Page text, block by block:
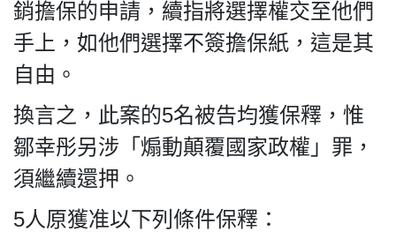
For
HK.
All
rights
reserved.
銷擔保的申請，續指將選擇權交至他們
手上，如他們選擇不簽擔保紙，這是其
自由。
換言之，此案的5名被告均獲保釋，惟
鄒幸彤另涉「煽動顛覆國家政權」罪，
須繼續還押。
5人原獲准以下列條件保釋：